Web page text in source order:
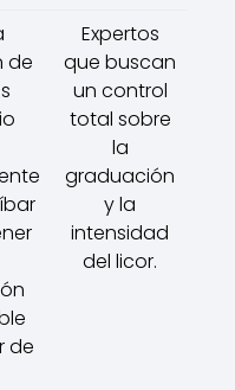
de
de
Expertos
que buscan
un control
total sobre
la
graduación
y la
intensidad
del licor.